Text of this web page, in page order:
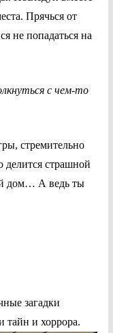
Прячься от
не попадаться на
с чем-то
стремительно
делится страшной
дом… А ведь ты
загадки
тайн и хоррора.